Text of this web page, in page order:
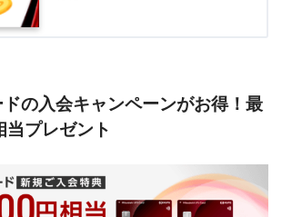
の入会キャンペーンがお得！最
当プレゼント